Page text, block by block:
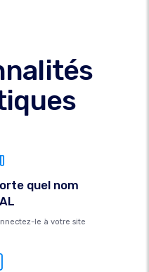
quel nom
le à votre site